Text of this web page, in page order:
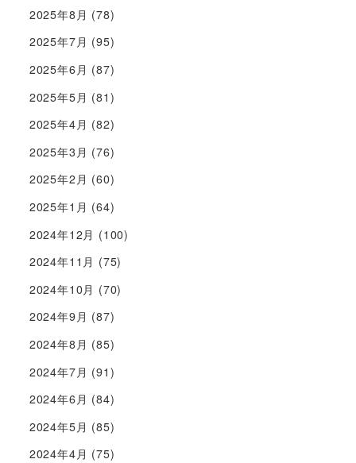
2025年8月 (78)
2025年7月 (95)
2025年6月 (87)
2025年5月 (81)
2025年4月 (82)
2025年3月 (76)
2025年2月 (60)
2025年1月 (64)
2024年12月 (100)
2024年11月 (75)
2024年10月 (70)
2024年9月 (87)
2024年8月 (85)
2024年7月 (91)
2024年6月 (84)
2024年5月 (85)
2024年4月 (75)